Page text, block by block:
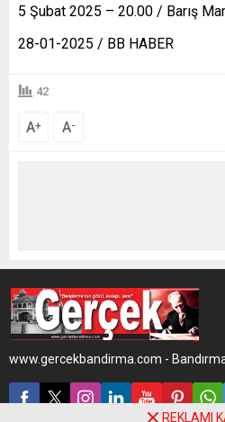
5 Şubat 2025 – 20.00 / Barış
28-01-2025 / BB HABER
42
A+ A-
www.gercekbandirma.com -
REKLAMI